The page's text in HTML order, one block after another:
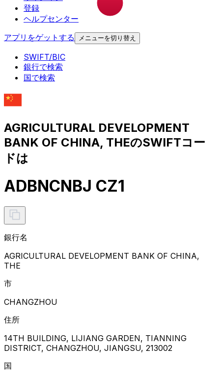
登録
ヘルプセンター
アプリをゲットする
メニューを切り替え
SWIFT/BIC
銀行で検索
国で検索
AGRICULTURAL DEVELOPMENT
BANK OF CHINA, THEのSWIFTコー
ドは
ADBNCNBJ CZ1
銀行名
AGRICULTURAL DEVELOPMENT BANK OF CHINA,
THE
市
CHANGZHOU
住所
14TH BUILDING, LIJIANG GARDEN, TIANNING
DISTRICT, CHANGZHOU, JIANGSU, 213002
国